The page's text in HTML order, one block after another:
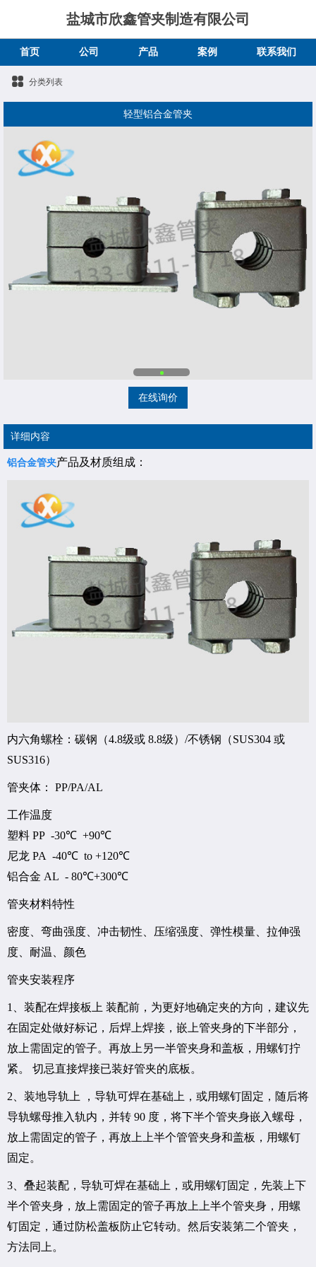
盐城市欣鑫管夹制造有限公司
首页 公司 产品 案例 联系我们
分类列表
轻型铝合金管夹
在线询价
详细内容
铝合金管夹产品及材质组成：
内六角螺栓：碳钢（4.8级或 8.8级）/不锈钢（SUS304 或
SUS316）
管夹体： PP/PA/AL
工作温度
塑料 PP -30℃ +90℃
尼龙 PA -40℃ to +120℃
铝合金 AL - 80℃+300℃
管夹材料特性
密度、弯曲强度、冲击韧性、压缩强度、弹性模量、拉伸强
度、耐温、颜色
管夹安装程序
1、装配在焊接板上 装配前，为更好地确定夹的方向，建议先
在固定处做好标记，后焊上焊接，嵌上管夹身的下半部分，
放上需固定的管子。再放上另一半管夹身和盖板，用螺钉拧
紧。 切忌直接焊接已装好管夹的底板。
2、装地导轨上 ，导轨可焊在基础上，或用螺钉固定，随后将
导轨螺母推入轨内，并转 90 度，将下半个管夹身嵌入螺母，
放上需固定的管子，再放上上半个管管夹身和盖板，用螺钉
固定。
3、叠起装配，导轨可焊在基础上，或用螺钉固定，先装上下
半个管夹身，放上需固定的管子再放上上半个管夹身，用螺
钉固定，通过防松盖板防止它转动。然后安装第二个管夹，
方法同上。